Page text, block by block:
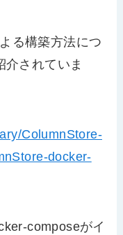
る構築方法につ
介されていま
ColumnStore-
docker-
composeがイ